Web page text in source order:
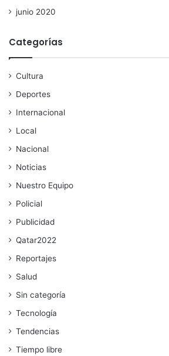
junio 2020
Categorías
Cultura
Deportes
Internacional
Local
Nacional
Noticias
Nuestro Equipo
Policial
Publicidad
Qatar2022
Reportajes
Salud
Sin categoría
Tecnología
Tendencias
Tiempo libre